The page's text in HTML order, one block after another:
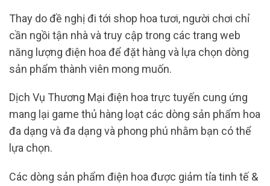
Thay do đề nghị đi tới shop hoa tươi, người chơi chỉ
cần ngồi tận nhà và truy cập trong các trang web
năng lượng điện hoa để đặt hàng và lựa chọn dòng
sản phẩm thành viên mong muốn.
Dịch Vụ Thương Mại điện hoa trực tuyến cung ứng
mang lại game thủ hàng loạt các dòng sản phẩm hoa
đa dạng và đa dạng và phong phú nhằm bạn có thể
lựa chọn.
Các dòng sản phẩm điện hoa được giảm tỉa tinh tế &